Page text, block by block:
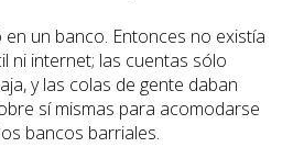
un banco. Entonces no existía
ni internet; las cuentas sólo
y las colas de gente daban
sí mismas para acomodarse
bancos barriales.